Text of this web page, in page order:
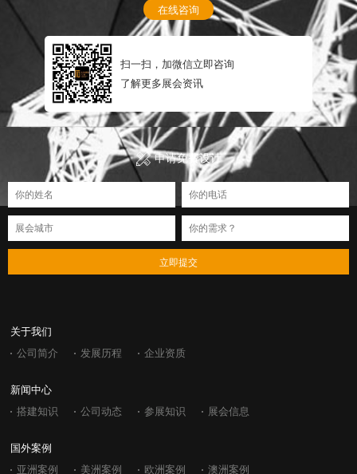
在线咨询
扫一扫，加微信立即咨询
了解更多展会资讯
申请免费设计
立即提交
关于我们
公司简介 发展历程 企业资质
新闻中心
搭建知识 公司动态 参展知识 展会信息
国外案例
亚洲案例 美洲案例 欧洲案例 澳洲案例